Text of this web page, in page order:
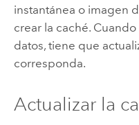
instantánea o imagen
crear la caché.
datos, tiene que
corresponda.
Actualizar la